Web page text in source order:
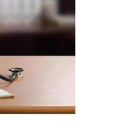
freiner la propagation du
cancer ?